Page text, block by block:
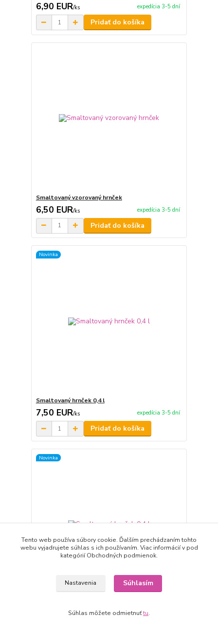
6,90 EUR/ks expedícia 3-5 dní
Pridať do košíka
Smaltovaný vzorovaný hrnček
6,50 EUR/ks expedícia 3-5 dní
Pridať do košíka
Novinka
Smaltovaný hrnček 0,4 l
7,50 EUR/ks expedícia 3-5 dní
Pridať do košíka
Novinka
7,50 EUR/ks expedícia 3-5 dní
Tento web používa súbory cookie. Ďalším prechádzaním tohto
webu vyjadrujete súhlas s ich používaním. Viac informácií v pod
kategórií Obchodných podmienok.
Nastavenia Súhlasím
Súhlas môžete odmietnuťtu.